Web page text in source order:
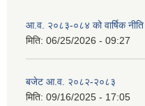
आ.व. २०८३-०८४ को वार्षिक
मिति: 06/25/2026 - 09:27
बजेट आ.व. २०८२-२०८३
मिति: 09/16/2025 - 17:05